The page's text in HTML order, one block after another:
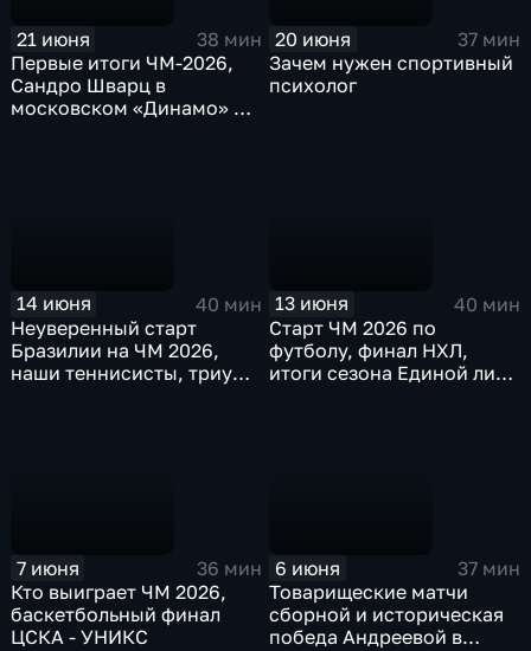
21 июня
38 мин
Первые итоги ЧМ-2026,
Сандро Шварц в
московском «Динамо» и
20 июня
37 мин
Зачем нужен спортивный
психолог
14 июня
40 мин
Неуверенный старт
Бразилии на ЧМ 2026,
наши теннисисты, триумф
13 июня
40 мин
Старт ЧМ 2026 по
футболу, финал НХЛ,
итоги сезона Единой лиги
7 июня
36 мин
Кто выиграет ЧМ 2026,
баскетбольный финал
ЦСКА - УНИКС
6 июня
37 мин
Товарищеские матчи
сборной и историческая
победа Андреевой в